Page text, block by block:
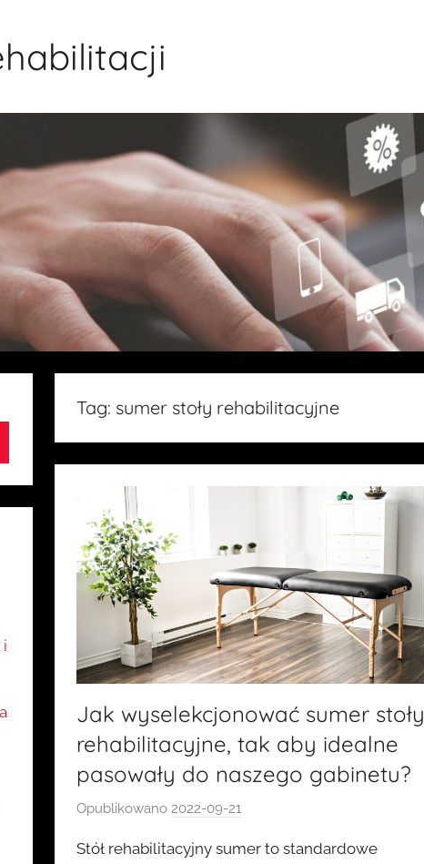
Tag: sumer stoły rehabilitacyjne
Jak wyselekcjonować sumer stoły
rehabilitacyjne, tak aby idealne
pasowały do naszego gabinetu?
Opublikowano 2022-09-21p
z
Stół rehabilitacyjny sumer to standardowe
i